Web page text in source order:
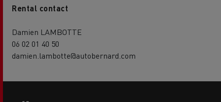
Rental contact
Damien LAMBOTTE
06 02 01 40 50
damien.lambotte@autobernard.com